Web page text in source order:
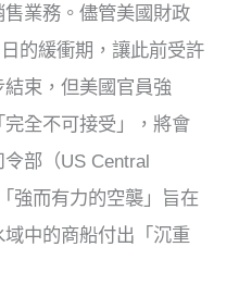
業務。儘管美國財政
的緩衝期，讓此前受許
束，但美國官員強
全不可接受」，將會
令部（US Central
強而有力的空襲」旨在
中的商船付出「沉重